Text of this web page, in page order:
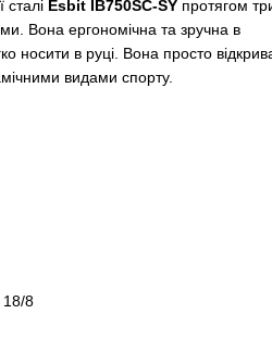
сталі Esbit IB750SC-SY протягом
Вона ергономічна та зручна в
носити в руці. Вона просто
видами спорту.
18/8